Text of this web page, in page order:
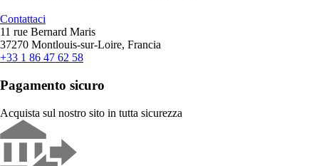
Contattaci
11 rue Bernard Maris
37270 Montlouis-sur-Loire, Francia
+33 1 86 47 62 58
Pagamento sicuro
Acquista sul nostro sito in tutta sicurezza